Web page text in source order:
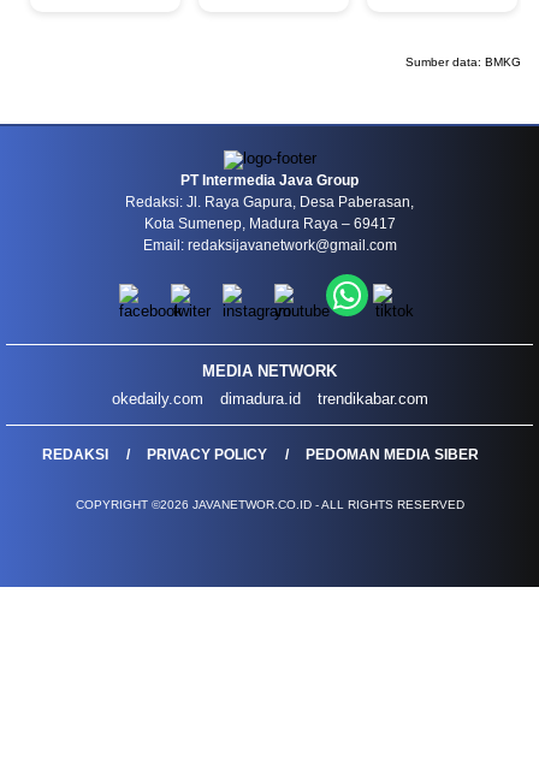
Sumber data: BMKG
PT Intermedia Java Group
Redaksi: Jl. Raya Gapura, Desa Paberasan,
Kota Sumenep, Madura Raya – 69417
Email: redaksijavanetwork@gmail.com
MEDIA NETWORK
okedaily.com
dimadura.id trendikabar.com
REDAKSI PRIVACY POLICY PEDOMAN MEDIA SIBER
COPYRIGHT ©2026 JAVANETWOR.CO.ID - ALL RIGHTS RESERVED